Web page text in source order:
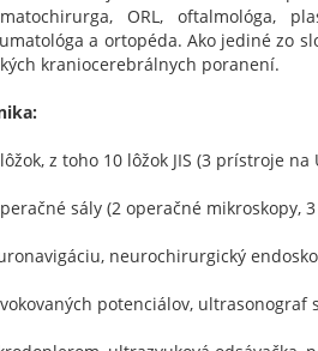
ORL, oftalmológa,
a ortopéda. Ako jediné zo
kraniocerebrálnych poranení.
z toho 10 lôžok JIS (3 prístroje na
sály (2 operačné mikroskopy,
neurochirurgický
potenciálov, ultrasonograf